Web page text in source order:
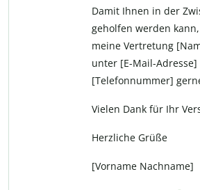
Damit Ihnen in der
geholfen werden
meine Vertretung
unter [E-Mail-Adresse]
[Telefonnummer]
Vielen Dank für Ihr
Herzliche Grüße
[Vorname Nachname]